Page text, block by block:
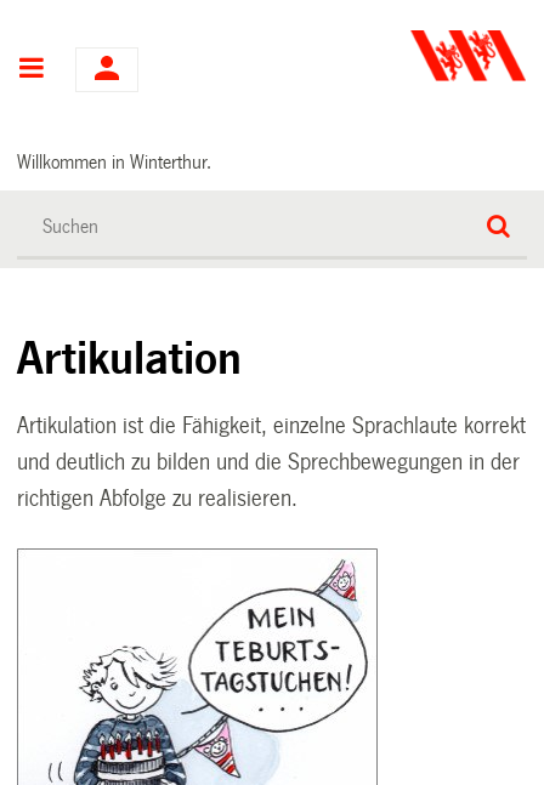
Hauptnavigation
Willkommen in Winterthur.
Artikulation
Artikulation ist die Fähigkeit, einzelne Sprachlaute korrekt
und deutlich zu bilden und die Sprechbewegungen in der
richtigen Abfolge zu realisieren.